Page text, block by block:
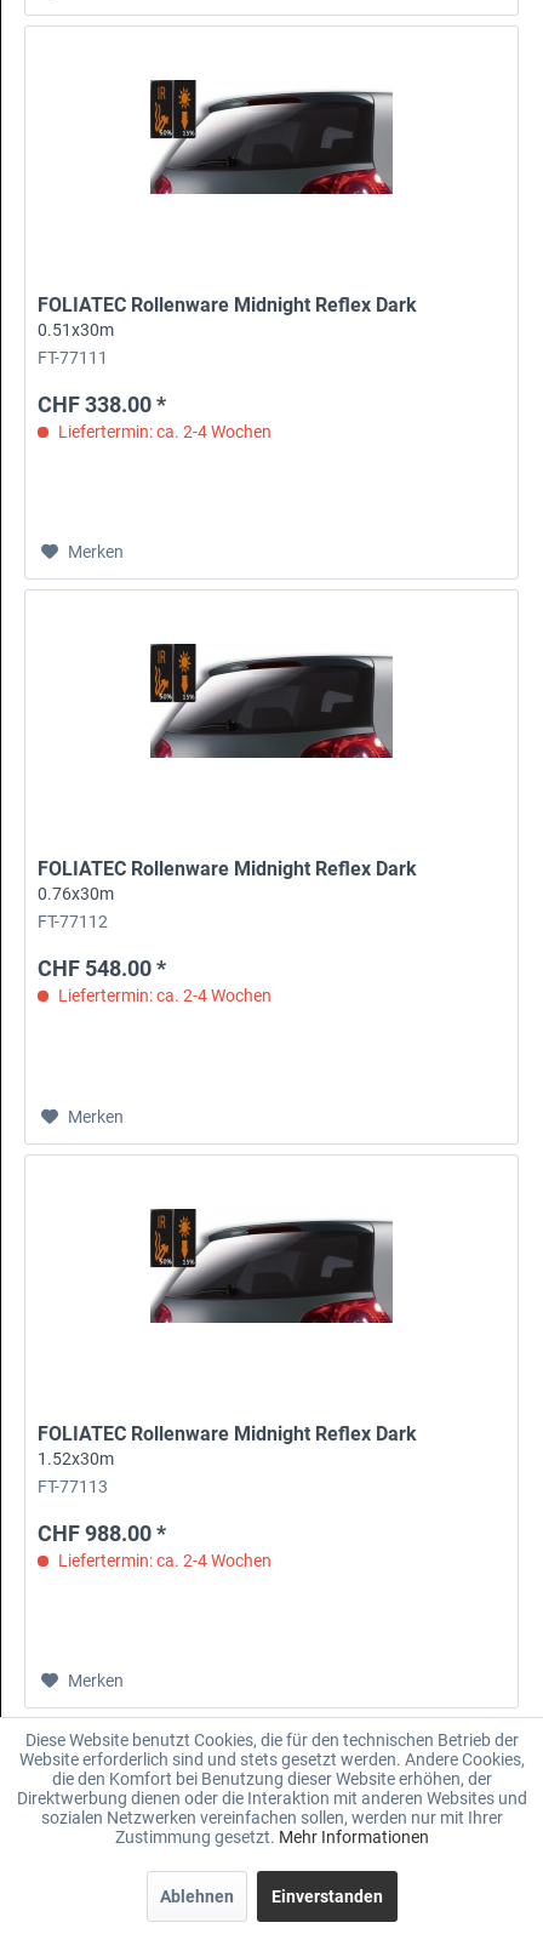
FOLIATEC Rollenware Midnight Reflex Dark
0.51x30m
FT-77111
CHF 338.00 *
Liefertermin: ca. 2-4 Wochen
Merken
FOLIATEC Rollenware Midnight Reflex Dark
0.76x30m
FT-77112
CHF 548.00 *
Liefertermin: ca. 2-4 Wochen
Merken
FOLIATEC Rollenware Midnight Reflex Dark
1.52x30m
FT-77113
CHF 988.00 *
Liefertermin: ca. 2-4 Wochen
Merken
Diese Website benutzt Cookies, die für den technischen Betrieb der
Website erforderlich sind und stets gesetzt werden. Andere Cookies,
die den Komfort bei Benutzung dieser Website erhöhen, der
Direktwerbung dienen oder die Interaktion mit anderen Websites und
sozialen Netzwerken vereinfachen sollen, werden nur mit Ihrer
Zustimmung gesetzt. Mehr Informationen
Ablehnen Einverstanden